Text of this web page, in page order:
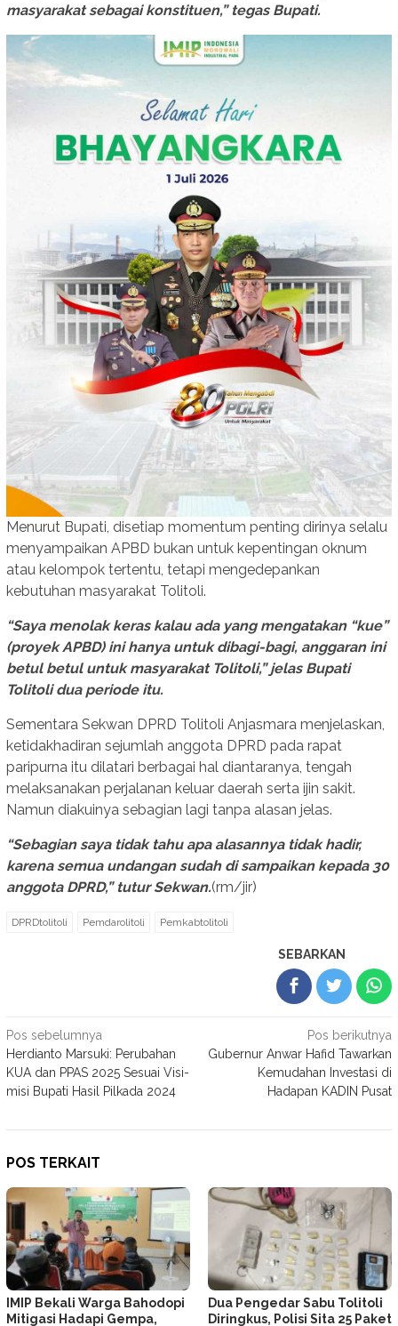
masyarakat sebagai konstituen,” tegas Bupati.
Menurut Bupati, disetiap momentum penting dirinya selalu
menyampaikan APBD bukan untuk kepentingan oknum
atau kelompok tertentu, tetapi mengedepankan
kebutuhan masyarakat Tolitoli.
“Saya menolak keras kalau ada yang mengatakan “kue”
(proyek APBD) ini hanya untuk dibagi-bagi, anggaran ini
betul betul untuk masyarakat Tolitoli,” jelas Bupati
Tolitoli dua periode itu.
Sementara Sekwan DPRD Tolitoli Anjasmara menjelaskan,
ketidakhadiran sejumlah anggota DPRD pada rapat
paripurna itu dilatari berbagai hal diantaranya, tengah
melaksanakan perjalanan keluar daerah serta ijin sakit.
Namun diakuinya sebagian lagi tanpa alasan jelas.
“Sebagian saya tidak tahu apa alasannya tidak hadir,
karena semua undangan sudah di sampaikan kepada 30
anggota DPRD,” tutur Sekwan.(rm/jir)
DPRDtolitoli Pemdarolitoli Pemkabtolitoli
SEBARKAN
Navigasi
pos
Pos sebelumnya
Herdianto Marsuki: Perubahan
KUA dan PPAS 2025 Sesuai Visi-
misi Bupati Hasil Pilkada 2024
Pos berikutnya
Gubernur Anwar Hafid Tawarkan
Kemudahan Investasi di
Hadapan KADIN Pusat
POS TERKAIT
IMIP Bekali Warga Bahodopi
Mitigasi Hadapi Gempa,
Dua Pengedar Sabu Tolitoli
Diringkus, Polisi Sita 25 Paket